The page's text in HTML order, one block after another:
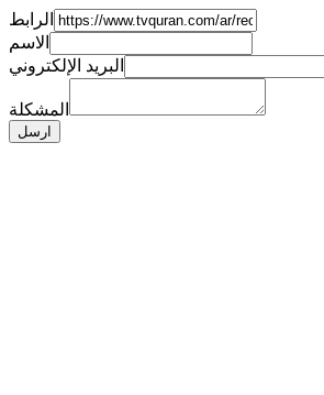
الرابط
الاسم
البريد الإلكتروني
المشكلة
ارسل